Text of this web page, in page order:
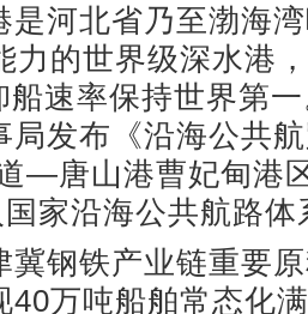
河北省乃至渤海湾
力的世界级深水港
船速率保持世界第
局发布《沿海公共
—唐山港曹妃甸港
家沿海公共航路体
钢铁产业链重要原
40万吨船舶常态化